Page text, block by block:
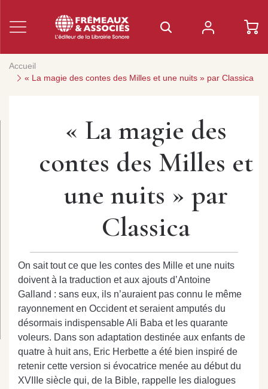
Accueil
« La magie des contes des Milles et une nuits » par Classica
« La magie des
contes des Milles et
une nuits » par
Classica
On sait tout ce que les contes des Mille et une nuits
doivent à la traduction et aux ajouts d’Antoine
Galland : sans eux, ils n’auraient pas connu le même
rayonnement en Occident et seraient amputés du
désormais indispensable Ali Baba et les quarante
voleurs. Dans son adaptation destinée aux enfants de
quatre à huit ans, Eric Herbette a été bien inspiré de
retenir cette version si évocatrice menée au début du
XVIIIe siècle qui, de la Bible, rappelle les dialogues